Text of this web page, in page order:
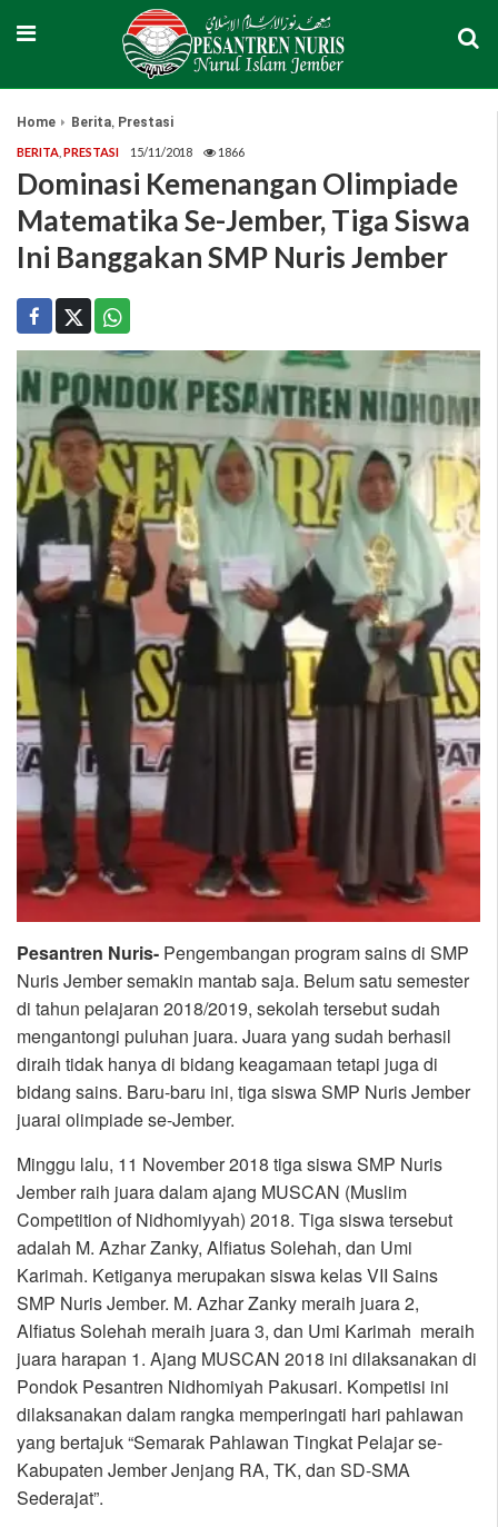
Home Berita, Prestasi
BERITA PRESTASI 15/11/2018 1866
Dominasi Kemenangan Olimpiade
Matematika Se-Jember, Tiga Siswa
Ini Banggakan SMP Nuris Jember
Pesantren Nuris- Pengembangan program sains di SMP
Nuris Jember semakin mantab saja. Belum satu semester
di tahun pelajaran 2018/2019, sekolah tersebut sudah
mengantongi puluhan juara. Juara yang sudah berhasil
diraih tidak hanya di bidang keagamaan tetapi juga di
bidang sains. Baru-baru ini, tiga siswa SMP Nuris Jember
juarai olimpiade se-Jember.
Minggu lalu, 11 November 2018 tiga siswa SMP Nuris
Jember raih juara dalam ajang MUSCAN (Muslim
Competition of Nidhomiyyah) 2018. Tiga siswa tersebut
adalah M. Azhar Zanky, Alfiatus Solehah, dan Umi
Karimah. Ketiganya merupakan siswa kelas VII Sains
SMP Nuris Jember. M. Azhar Zanky meraih juara 2,
Alfiatus Solehah meraih juara 3, dan Umi Karimah meraih
juara harapan 1. Ajang MUSCAN 2018 ini dilaksanakan di
Pondok Pesantren Nidhomiyah Pakusari. Kompetisi ini
dilaksanakan dalam rangka memperingati hari pahlawan
yang bertajuk “Semarak Pahlawan Tingkat Pelajar se-
Kabupaten Jember Jenjang RA, TK, dan SD-SMA
Sederajat”.